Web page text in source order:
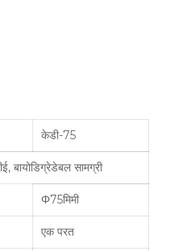
केडी-75
बायोडिग्रेडेबल सामग्री
Φ75मिमी
एक परत